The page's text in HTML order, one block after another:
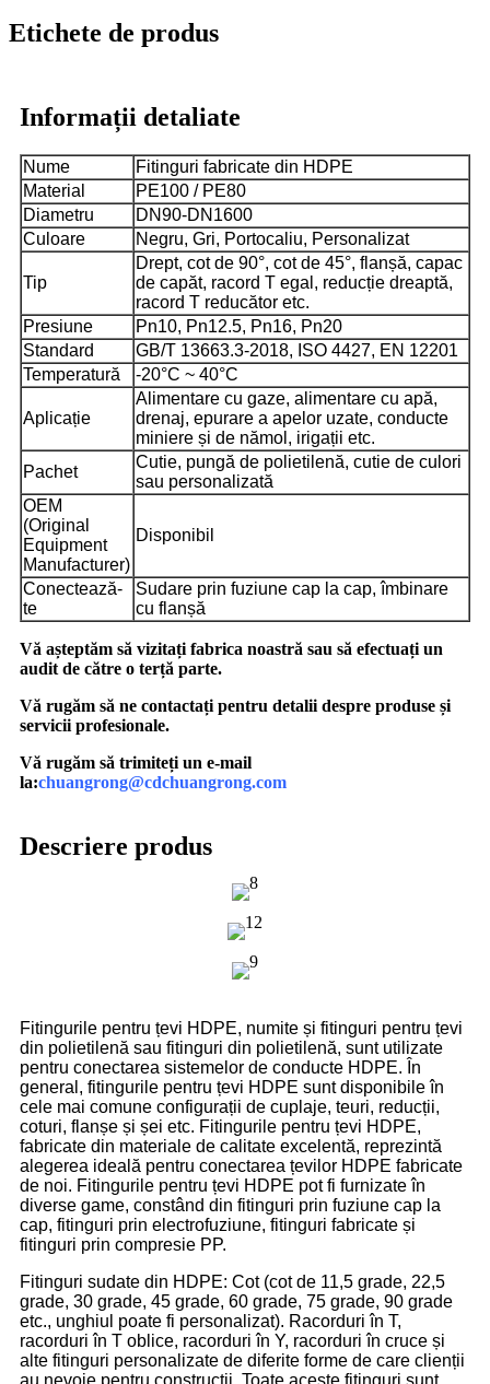
Etichete de produs
Informații detaliate
Nume
Fitinguri fabricate din HDPE
Material
PE100 / PE80
Diametru
DN90-DN1600
Culoare
Negru, Gri, Portocaliu, Personalizat
Tip
Drept, cot de 90°, cot de 45°, flanșă, capac
de capăt, racord T egal, reducție dreaptă,
racord T reducător etc.
Presiune
Pn10, Pn12.5, Pn16, Pn20
Standard
GB/T 13663.3-2018, ISO 4427, EN 12201
Temperatură
-20°C ~ 40°C
Aplicație
Alimentare cu gaze, alimentare cu apă,
drenaj, epurare a apelor uzate, conducte
miniere și de nămol, irigații etc.
Pachet
Cutie, pungă de polietilenă, cutie de culori
sau personalizată
OEM
(Original
Equipment
Manufacturer)
Disponibil
Conectează-
te
Sudare prin fuziune cap la cap, îmbinare
cu flanșă
Vă așteptăm să vizitați fabrica noastră sau să efectuați un
audit de către o terță parte.
Vă rugăm să ne contactați pentru detalii despre produse și
servicii profesionale.
Vă rugăm să trimiteți un e-mail
la:chuangrong@cdchuangrong.com
Descriere produs
Fitingurile pentru țevi HDPE, numite și fitinguri pentru țevi
din polietilenă sau fitinguri din polietilenă, sunt utilizate
pentru conectarea sistemelor de conducte HDPE. În
general, fitingurile pentru țevi HDPE sunt disponibile în
cele mai comune configurații de cuplaje, teuri, reducții,
coturi, flanșe și șei etc. Fitingurile pentru țevi HDPE,
fabricate din materiale de calitate excelentă, reprezintă
alegerea ideală pentru conectarea țevilor HDPE fabricate
de noi. Fitingurile pentru țevi HDPE pot fi furnizate în
diverse game, constând din fitinguri prin fuziune cap la
cap, fitinguri prin electrofuziune, fitinguri fabricate și
fitinguri prin compresie PP.
Fitinguri sudate din HDPE: Cot (cot de 11,5 grade, 22,5
grade, 30 grade, 45 grade, 60 grade, 75 grade, 90 grade
etc., unghiul poate fi personalizat). Racorduri în T,
racorduri în T oblice, racorduri în Y, racorduri în cruce și
alte fitinguri personalizate de diferite forme de care clienții
au nevoie pentru construcții. Toate aceste fitinguri sunt